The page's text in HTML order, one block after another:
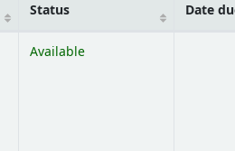
Status Date
Available